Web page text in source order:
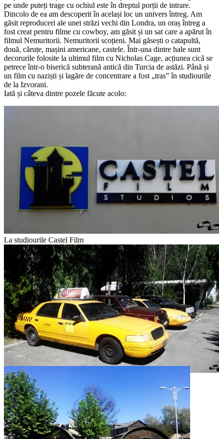
pe unde puteți trage cu ochiul este în dreptul porții de intrare.
Dincolo de ea am descoperit în același loc un univers întreg. Am
găsit reproduceri ale unei străzi vechi din Londra, un oraș întreg a
fost creat pentru filme cu cowboy, am găsit și un sat care a apărut în
filmul Nemuritorii. Nemuritorii scoțieni. Mai găsești o catapultă,
două, căruțe, mașini americane, castele. Într-una dintre hale sunt
decorurile folosite la ultimul film cu Nicholas Cage, acțiunea cică se
petrece într-o biserică subterană antică din Turcia de astăzi. Până și
un film cu naziști și lagăre de concentrare a fost „tras” în studiourile
de la Izvorani.
Iată și câteva dintre pozele făcute acolo:
La studiourile Castel Film
La studiourile Castel Film